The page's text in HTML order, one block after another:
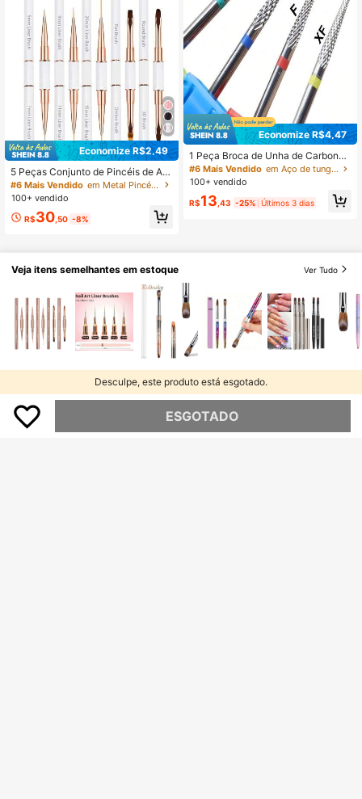
Economize R$2,49
5 Peças Conjunto de Pincéis de Art
e de Unhas, Pincéis de Unhas de D
uas Pontas para Desenhar Linhas L
de Unhas 3D, Adequado para Esmal
#6 Mais Vendido
em Metal Pincéis para Nail Art
100+ vendido
R$30,50 -8%
Economize R$4,47
1 Peça Broca de Unha de Carbonet
o de Tungstênio 3/32 Polegada, Re
movedor de Cutícula, Limpador de
Preparação de Unhas para Arquivo
#6 Mais Vendido
em Aço de tungstênio Brocas para pregos
100+ vendido
R$13 ,43 -25% Últimos 3 dias
Desculpe, este produto está esgotado.
Veja itens semelhantes em estoque Ver Tudo
ESGOTADO